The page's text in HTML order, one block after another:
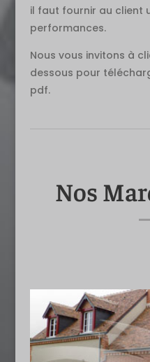
il faut fournir au client
performances.
Nous vous invitons à
dessous pour
pdf.
Nos